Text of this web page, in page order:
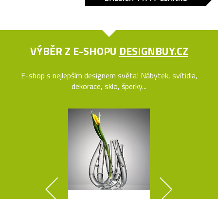
VÝBĚR Z E-SHOPU DESIGNBUY.CZ
E-shop s nejlepším designem světa! Nábytek, svítidla,
dekorace, sklo, šperky...